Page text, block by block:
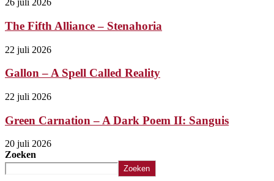
26 juli 2026
The Fifth Alliance – Stenahoria
22 juli 2026
Gallon – A Spell Called Reality
22 juli 2026
Green Carnation – A Dark Poem II: Sanguis
20 juli 2026
Zoeken
Zoeken